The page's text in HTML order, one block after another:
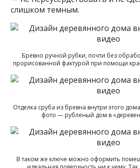
слишком темным.
Бревно ручной рубки, почти без
прорисованной фактурой при помощи
Отделка сруба из бревна внутри этого
фото — рубленый дом в
В таком же ключе можно оформить